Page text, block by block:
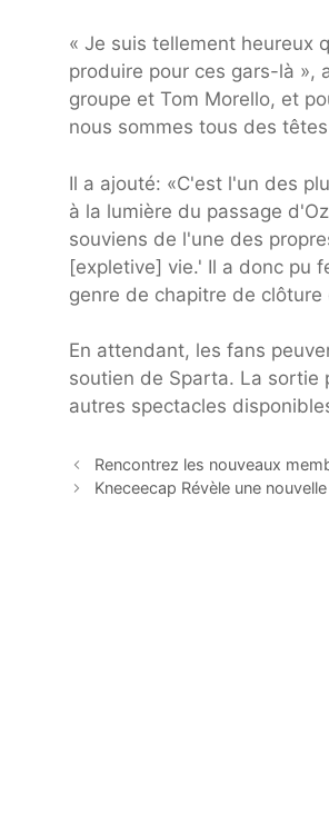
« Je suis tellement heureux
produire pour ces gars-là »,
groupe et Tom Morello, et
nous sommes tous des
Il a ajouté: «C'est l'un des
à la lumière du passage
souviens de l'une des
[expletive] vie.' Il a donc pu
genre de chapitre de clôture
En attendant, les fans
soutien de Sparta. La sortie
autres spectacles
Rencontrez les nouveaux
Kneceecap Révèle une